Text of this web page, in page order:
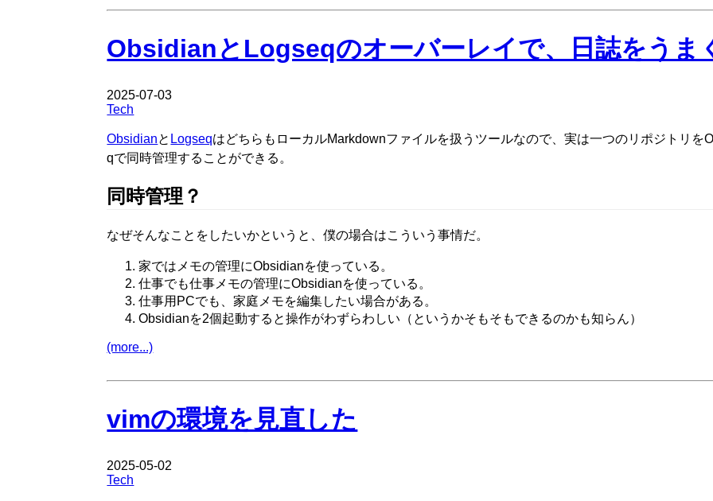
ObsidianとLogseqのオーバーレイで、日誌をうま
2025-07-03
Tech
Obsidianと LogseqはどちらもローカルMarkdownファイルを扱うツールなので、実は一つのリポジトリを
qで同時管理することができる。
同時管理？
なぜそんなことをしたいかというと、僕の場合はこういう事情だ。
家ではメモの管理にObsidianを使っている。
仕事でも仕事メモの管理にObsidianを使っている。
仕事用PCでも、家庭メモを編集したい場合がある。
Obsidianを2個起動すると操作がわずらわしい（というかそもそもできるのかも知らん）
(more...)
vimの環境を見直した
2025-05-02
Tech